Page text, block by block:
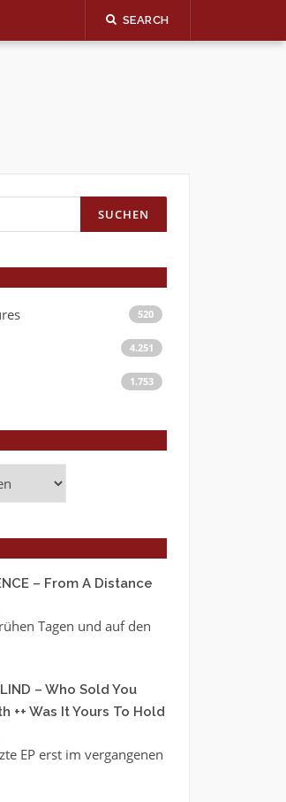
SEARCH
520
4.251
1.753
– From A Distance
Tagen und auf den
– Who Sold You
++ Was It Yours To Hold
EP erst im vergangenen